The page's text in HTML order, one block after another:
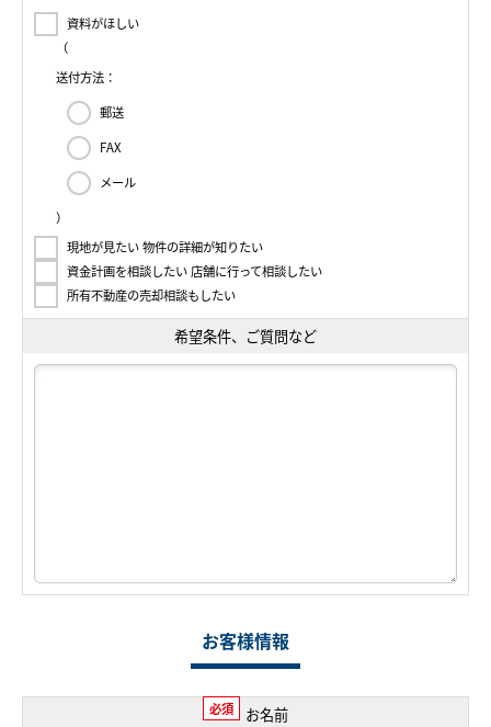
資料がほしい
（
送付方法：
郵送
FAX
メール
）
現地が見たい 物件の詳細が知りたい
資金計画を相談したい 店舗に行って相談したい
所有不動産の売却相談もしたい
希望条件、ご質問など
お客様情報
必須 お名前